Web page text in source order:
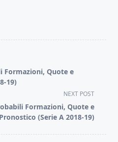
Formazioni, Quote e
19)
NEXT POST
Formazioni, Quote e
Pronostico (Serie A 2018-19)